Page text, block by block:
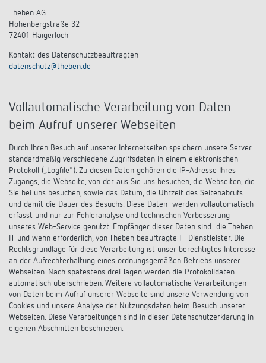
Referenzen
HEMS
BIM-Portal
Engagement
Vertrieb Weltweit
Ansprechpartner OEM
Anfahrt
LUXORliving
Theben AG
Hohenbergstraße 32
72401 Haigerloch
Kontakt des Datenschutzbeauftragten
datenschutz@theben.de
Vollautomatische Verarbeitung von Daten
beim Aufruf unserer Webseiten
Durch Ihren Besuch auf unserer Internetseiten speichern unsere Server
standardmäßig verschiedene Zugriffsdaten in einem elektronischen
Protokoll („Logfile"). Zu diesen Daten gehören die IP-Adresse Ihres
Zugangs, die Webseite, von der aus Sie uns besuchen, die Webseiten, die
Sie bei uns besuchen, sowie das Datum, die Uhrzeit des Seitenabrufs
und damit die Dauer des Besuchs. Diese Daten werden vollautomatisch
erfasst und nur zur Fehleranalyse und technischen Verbesserung
unseres Web-Service genutzt. Empfänger dieser Daten sind die Theben
IT und wenn erforderlich, von Theben beauftragte IT-Dienstleister. Die
Rechtsgrundlage für diese Verarbeitung ist unser berechtigtes Interesse
an der Aufrechterhaltung eines ordnungsgemäßen Betriebs unserer
Webseiten. Nach spätestens drei Tagen werden die Protokolldaten
automatisch überschrieben. Weitere vollautomatische Verarbeitungen
von Daten beim Aufruf unserer Webseite sind unsere Verwendung von
Cookies und unsere Analyse der Nutzungsdaten beim Besuch unserer
Webseiten. Diese Verarbeitungen sind in dieser Datenschutzerklärung in
eigenen Abschnitten beschrieben.